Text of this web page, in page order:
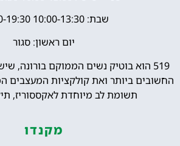
שבת: 10:00-13:30 15:00-19:30
יום ראשון: סגור
519 הוא בוטיק נשים הממוקם בורונה,
החשובים ביותר ואת קולקציות המעצבים
תשומת לב מיוחדת לאקססוריז,
מקנדו